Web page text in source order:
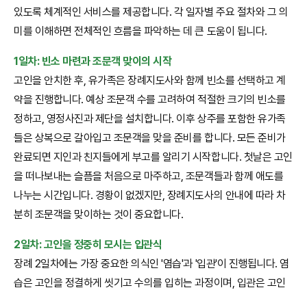
있도록 체계적인 서비스를 제공합니다. 각 일자별 주요 절차와 그 의
미를 이해하면 전체적인 흐름을 파악하는 데 큰 도움이 됩니다.
1일차: 빈소 마련과 조문객 맞이의 시작
고인을 안치한 후, 유가족은 장례지도사와 함께 빈소를 선택하고 계
약을 진행합니다. 예상 조문객 수를 고려하여 적절한 크기의 빈소를
정하고, 영정사진과 제단을 설치합니다. 이후 상주를 포함한 유가족
들은 상복으로 갈아입고 조문객을 맞을 준비를 합니다. 모든 준비가
완료되면 지인과 친지들에게 부고를 알리기 시작합니다. 첫날은 고인
을 떠나보내는 슬픔을 처음으로 마주하고, 조문객들과 함께 애도를
나누는 시간입니다. 경황이 없겠지만, 장례지도사의 안내에 따라 차
분히 조문객을 맞이하는 것이 중요합니다.
2일차: 고인을 정중히 모시는 입관식
장례 2일차에는 가장 중요한 의식인 '염습'과 '입관'이 진행됩니다. 염
습은 고인을 정결하게 씻기고 수의를 입히는 과정이며, 입관은 고인